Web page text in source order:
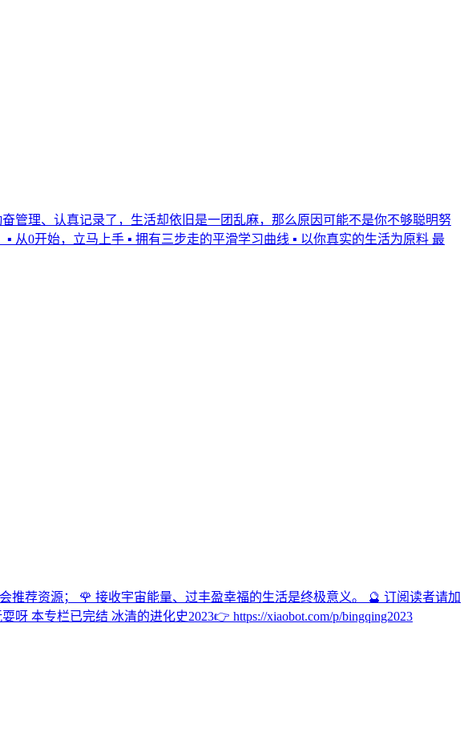
理、认真记录了，生活却依旧是一团乱麻，那么原因可能不是你不够聪明努
从0开始，立马上手 ▪️ 拥有三步走的平滑学习曲线 ▪️ 以你真实的生活为原料 最
推荐资源； 🌹 接收宇宙能量、过丰盈幸福的生活是终极意义。 🔮 订阅读者请加
本专栏已完结 冰清的进化史2023👉 https://xiaobot.com/p/bingqing2023